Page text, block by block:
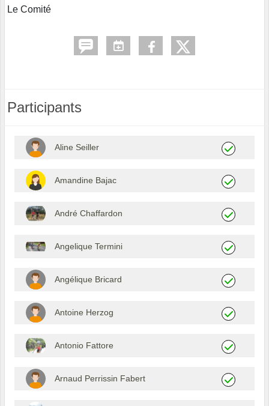
Le Comité
Participants
Aline Seiller
Amandine Bajac
André Chaffardon
Angelique Termini
Angélique Bricard
Antoine Herzog
Antonio Fattore
Arnaud Perrissin Fabert